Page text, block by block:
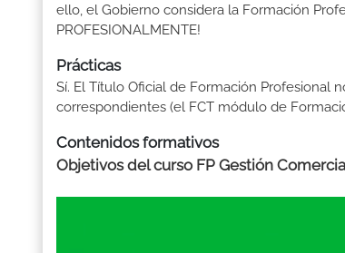
ello, el Gobierno considera la Formación
PROFESIONALMENTE!
Prácticas
Sí. El Título Oficial de Formación Profesional
correspondientes (el FCT módulo de
Contenidos formativos
Objetivos del curso FP Gestión